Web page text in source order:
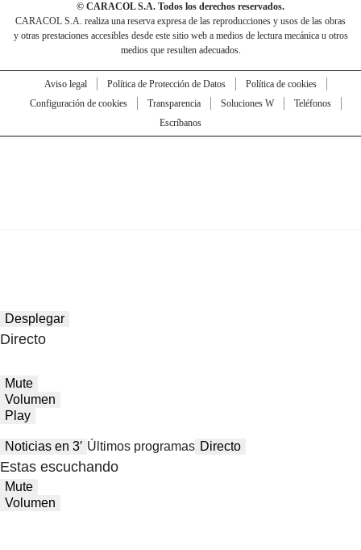
© CARACOL S.A. Todos los derechos reservados.
CARACOL S.A. realiza una reserva expresa de las reproducciones y usos de las obras
y otras prestaciones accesibles desde este sitio web a medios de lectura mecánica u otros
medios que resulten adecuados.
Aviso legal Política de Protección de Datos
Política de cookies
Configuración de cookies
Transparencia Soluciones W
Teléfonos
Escríbanos
Desplegar
Directo
Mute
Volumen
Play
Noticias en 3′ Últimos programas Directo
Estas escuchando
Mute
Volumen